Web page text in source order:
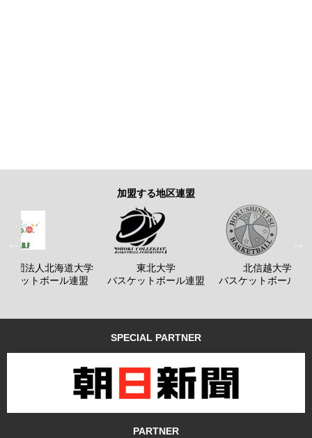
加盟する地区連盟
社団法人北海道大学
ケットボール連盟
東北大学
バスケットボール連盟
北信越大学
バスケットボール連
SPECIAL PARTNER
PARTNER